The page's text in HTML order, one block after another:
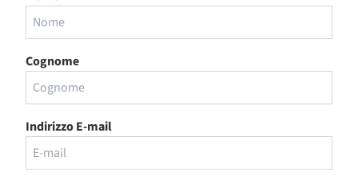
Cognome
Indirizzo E-mail